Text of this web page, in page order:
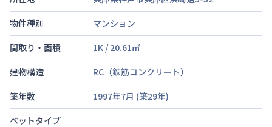
物件種別
マンション
間取り・面積
1K / 20.61㎡
建物構造
RC（鉄筋コンクリート）
築年数
1997年7月 (築29年)
ベットタイプ